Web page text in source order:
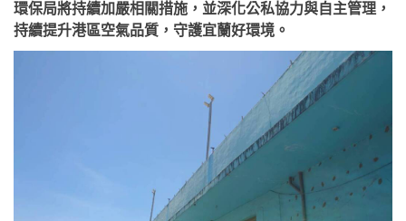
環保局將持續加嚴相關措施，並深化公私協力與自主管理，
持續提升港區空氣品質，守護宜蘭好環境。